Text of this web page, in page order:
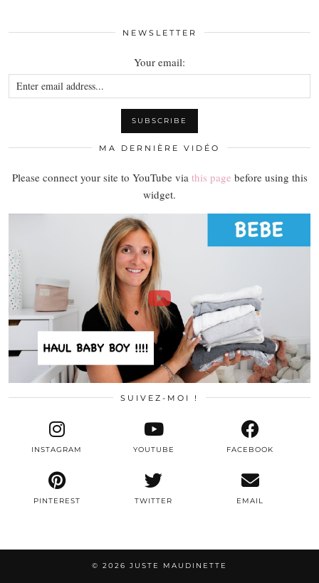
NEWSLETTER
Your email:
MA DERNIÈRE VIDÉO
Please connect your site to YouTube via this page before using this
widget.
SUIVEZ-MOI !
TWITTER
INSTAGRAM FACEBOOK
PINTEREST
YOUTUBE
EMAIL
© 2026 JUSTE MAUDINETTE